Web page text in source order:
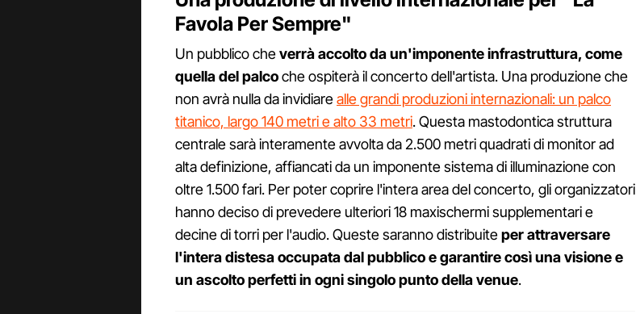
Favola Per Sempre"
Un pubblico cheverrà accolto da un'imponente infrastruttura, come
quella del palcoche ospiterà il concerto dell'artista. Una produzione che
non avrà nulla da invidiarealle grandi produzioni internazionali: un palco
titanico, largo 140 metri e alto 33 metri. Questa mastodontica struttura
centrale sarà interamente avvolta da 2.500 metri quadrati di monitor ad
alta definizione, affiancati da un imponente sistema di illuminazione con
oltre 1.500 fari. Per poter coprire l'intera area del concerto, gli organizzatori
hanno deciso di prevedere ulteriori 18 maxischermi supplementari e
decine di torri per l'audio. Queste saranno distribuiteper attraversare
l'intera distesa occupata dal pubblico e garantire così una visione e
un ascolto perfetti in ogni singolo punto della venue.